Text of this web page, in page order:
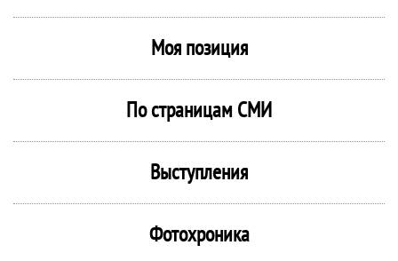
Моя позиция
По страницам СМИ
Выступления
Фотохроника